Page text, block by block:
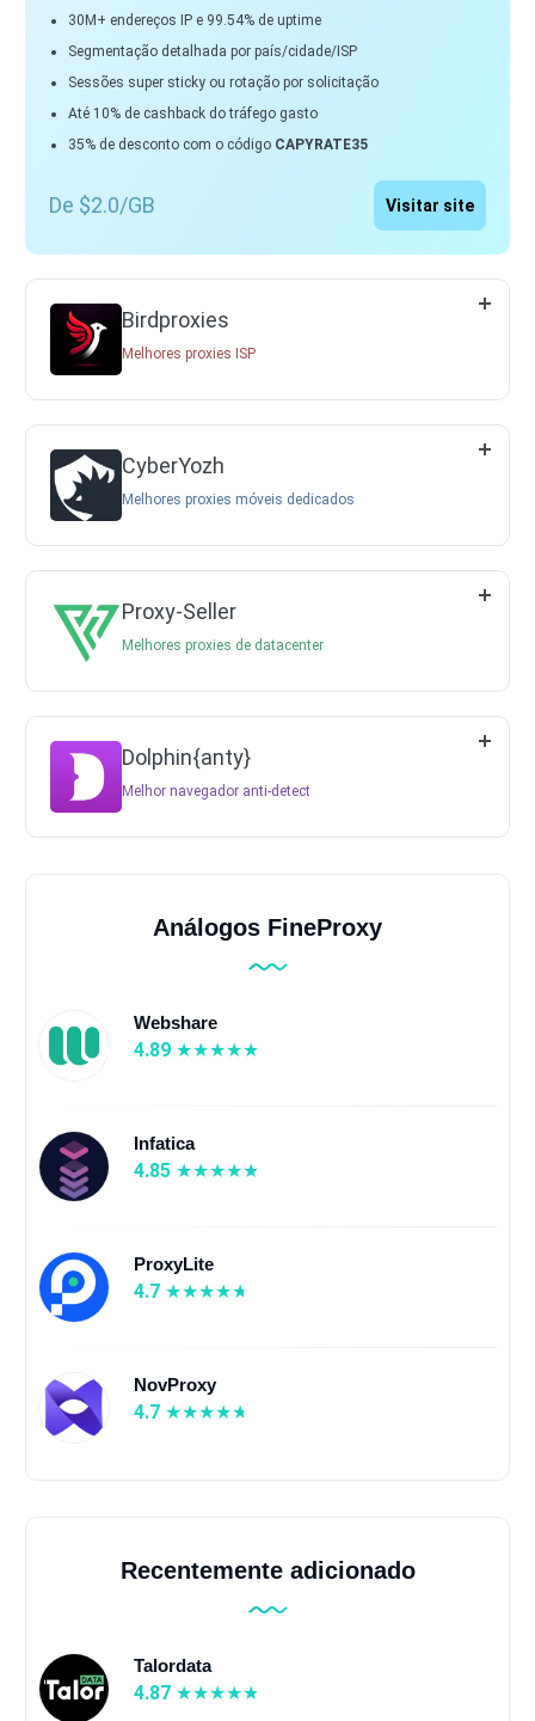
30M+ endereços IP e 99.54% de uptime
Segmentação detalhada por país/cidade/ISP
Sessões super sticky ou rotação por solicitação
Até 10% de cashback do tráfego gasto
35% de desconto com o código CAPYRATE35
De $2.0/GB Visitar site
Birdproxies
Melhores proxies ISP
CyberYozh
Melhores proxies móveis dedicados
Proxy-Seller
Melhores proxies de datacenter
Dolphin{anty}
Melhor navegador anti-detect
Análogos FineProxy
Webshare
4.89
Infatica
4.85
ProxyLite
4.7
NovProxy
4.7
Recentemente adicionado
Talordata
4.87